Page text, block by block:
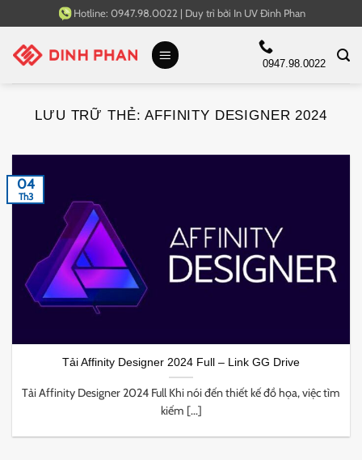
qua
nội
Hotline: 0947.98.0022 | Duy trì bởi In UV Đinh Phan
0947.98.0022
LƯU TRỮ THẺ:AFFINITY DESIGNER 2024
Tải Affinity Designer 2024 Full – Link GG Drive
Tải Affinity Designer 2024 Full Khi nói đến thiết kế đồ họa, việc tìm
kiếm [...]
04
Th3